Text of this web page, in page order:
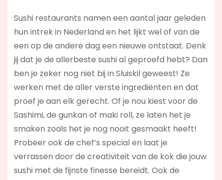
Sushi restaurants namen een aantal jaar geleden
hun intrek in Nederland en het lijkt wel of van de
een op de andere dag een nieuwe ontstaat. Denk
jij dat je de allerbeste sushi al geproefd hebt? Dan
ben je zeker nog niet bij in Sluiskil geweest! Ze
werken met de aller verste ingrediënten en dat
proef je aan elk gerecht. Of je nou kiest voor de
Sashimi, de gunkan of maki roll, ze laten het je
smaken zoals het je nog nooit gesmaakt heeft!
Probeer ook de chef’s special en laat je
verrassen door de creativiteit van de kok die jouw
sushi met de fijnste finesse bereidt. Ook de